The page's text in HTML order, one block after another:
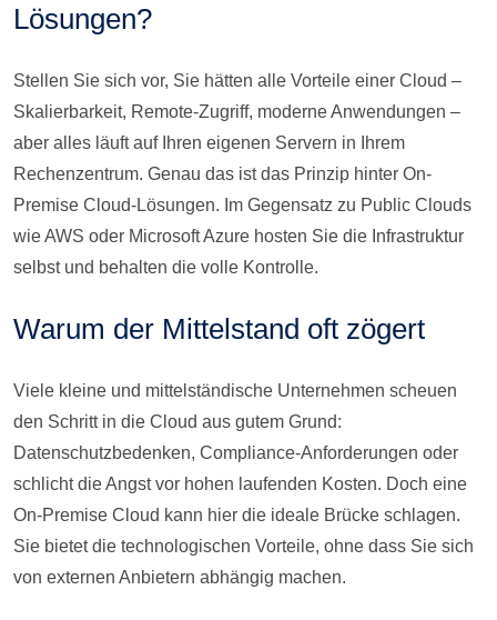
Lösungen?
Stellen Sie sich vor, Sie hätten alle Vorteile einer Cloud –
Skalierbarkeit, Remote-Zugriff, moderne Anwendungen –
aber alles läuft auf Ihren eigenen Servern in Ihrem
Rechenzentrum. Genau das ist das Prinzip hinter On-
Premise Cloud-Lösungen. Im Gegensatz zu Public Clouds
wie AWS oder Microsoft Azure hosten Sie die Infrastruktur
selbst und behalten die volle Kontrolle.
Warum der Mittelstand oft zögert
Viele kleine und mittelständische Unternehmen scheuen
den Schritt in die Cloud aus gutem Grund:
Datenschutzbedenken, Compliance-Anforderungen oder
schlicht die Angst vor hohen laufenden Kosten. Doch eine
On-Premise Cloud kann hier die ideale Brücke schlagen.
Sie bietet die technologischen Vorteile, ohne dass Sie sich
von externen Anbietern abhängig machen.